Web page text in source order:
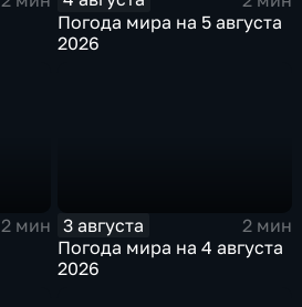
Погода мира на 5 августа
2026
2 мин
3 августа
2 мин
Погода мира на 4 августа
2026